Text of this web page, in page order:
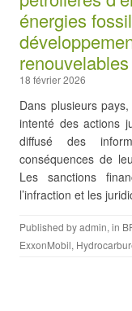
énergies
renouvelables
18 février 2026
Dans plusieurs
intenté des actions
diffusé des
conséquences de
Les sanctions
l’infraction et les
Published byadmin, in
ExxonMobil,